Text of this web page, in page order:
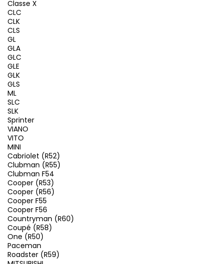
Classe X
CLC
CLK
CLS
GL
GLA
GLC
GLE
GLK
GLS
ML
SLC
SLK
Sprinter
VIANO
VITO
MINI
Cabriolet (R52)
Clubman (R55)
Clubman F54
Cooper (R53)
Cooper (R56)
Cooper F55
Cooper F56
Countryman (R60)
Coupé (R58)
One (R50)
Paceman
Roadster (R59)